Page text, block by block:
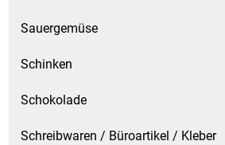
Sauergemüse
Schinken
Schokolade
Schreibwaren / Büroartikel / Kleber